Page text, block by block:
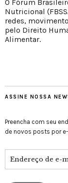
O Fórum
Nutricional
redes,
pelo Direito
Alimentar.
ASSINE NOSSA
Preencha com seu
de novos posts por